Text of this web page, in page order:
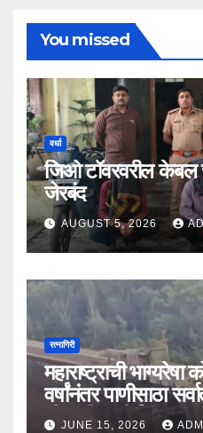
You missed
वर्धा
जिओ टॉवरवरील केबल
जेरबंद
AUGUST 5, 2026
रत्नागिरी
महाराष्ट्राची
वर्षांनंतर पाणीसाठा
टीएमसी पाणी शिल्लक
JUNE 15, 2026